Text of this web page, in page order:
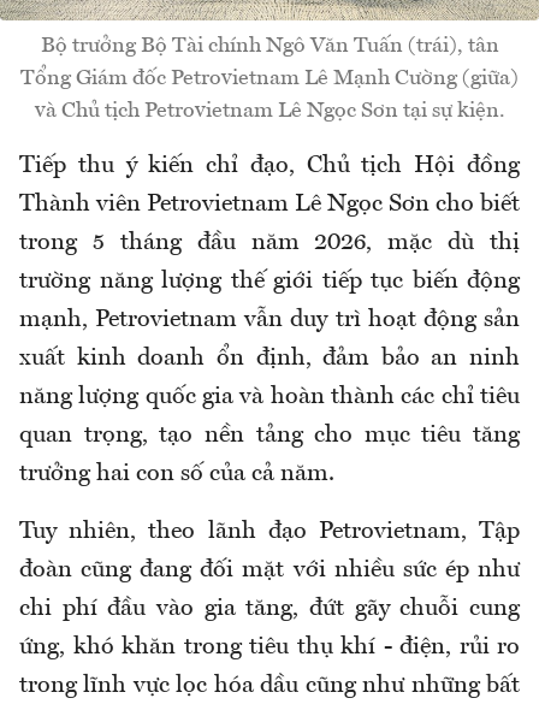
Bộ trưởng Bộ Tài chính Ngô Văn Tuấn (trái), tân
Tổng Giám đốc Petrovietnam Lê Mạnh Cường (giữa)
và Chủ tịch Petrovietnam Lê Ngọc Sơn tại sự kiện.
Tiếp thu ý kiến chỉ đạo, Chủ tịch Hội đồng
Thành viên Petrovietnam Lê Ngọc Sơn cho biết
trong 5 tháng đầu năm 2026, mặc dù thị
trường năng lượng thế giới tiếp tục biến động
mạnh, Petrovietnam vẫn duy trì hoạt động sản
xuất kinh doanh ổn định, đảm bảo an ninh
năng lượng quốc gia và hoàn thành các chỉ tiêu
quan trọng, tạo nền tảng cho mục tiêu tăng
trưởng hai con số của cả năm.
Tuy nhiên, theo lãnh đạo Petrovietnam, Tập
đoàn cũng đang đối mặt với nhiều sức ép như
chi phí đầu vào gia tăng, đứt gãy chuỗi cung
ứng, khó khăn trong tiêu thụ khí - điện, rủi ro
trong lĩnh vực lọc hóa dầu cũng như những bất